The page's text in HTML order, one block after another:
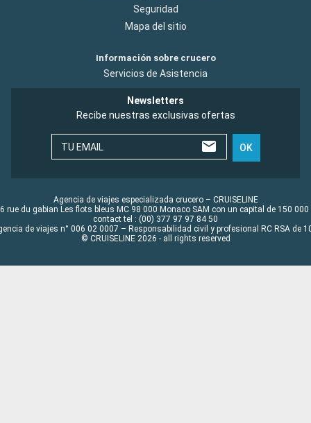
Seguridad
Mapa del sitio
Información sobre crucero
Servicios de Asistencia
Newsletters
Recibe nuestras exclusivas ofertas
TU EMAIL OK
Agencia de viajes especializada crucero – CRUISELINE
rue du gabian Les flots bleus MC 98 000 Monaco SAM con un capital de 150 000
contact tel : (00) 377 97 97 84 50
de viajes n° 006 02 0007 – Responsabilidad civil y profesional RC RSA de
© CRUISELINE 2026 - all rights reserved